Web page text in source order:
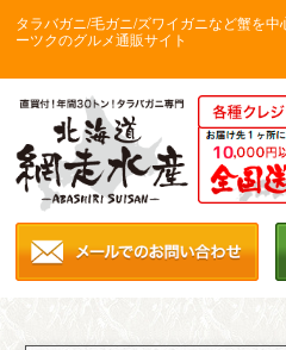
タラバガニ/毛ガニ/ズワイガニなど蟹を中
ーツクのグルメ通販サイト